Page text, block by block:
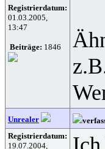
Registrierdatum:
01.03.2005,
13:47
Beiträge: 1846
Unrealer
Registrierdatum:
19.07.2004,